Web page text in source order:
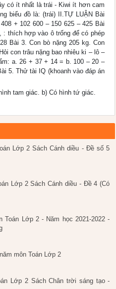
có ít nhất là trái - Kiwi ít hơn cam
biểu đồ là: (trái) II.TỰ LUẬN Bài
+ 102 600 – 150 625 – 425 Bài
thích hợp vào ô trống để có phép
Bài 3. Con bò nặng 205 kg. Con
con trâu nặng bao nhiêu ki – lô –
a. 26 + 37 + 14 = b. 100 – 20 –
5. Thử tài IQ (khoanh vào đáp án
tam giác. b) Có hình tứ giác.
Lớp 2 Sách Cánh diều - Đề số 5
Lớp 2 Sách Cánh diều - Đề 4 (Có
Toán Lớp 2 - Năm học 2021-2022 -
môn Toán Lớp 2
Lớp 2 Sách Chân trời sáng tạo -